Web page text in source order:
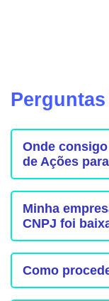
Onde
de Ações
Minha
CNPJ foi
Como